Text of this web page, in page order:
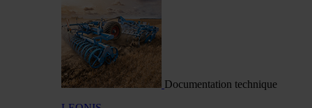
Documentation technique